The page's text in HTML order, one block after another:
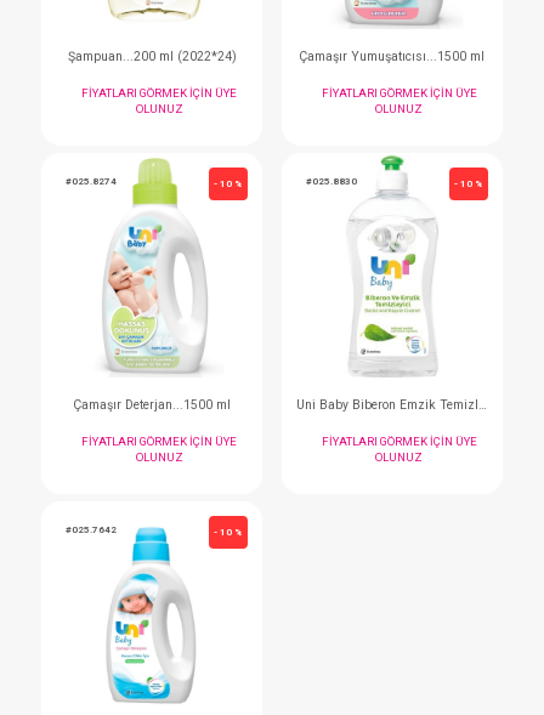
#025.5187 - 10 %
Şampuan...200 ml (2022*24)
OLUNUZ
#025.0766
Çamaşır
OLUNUZ